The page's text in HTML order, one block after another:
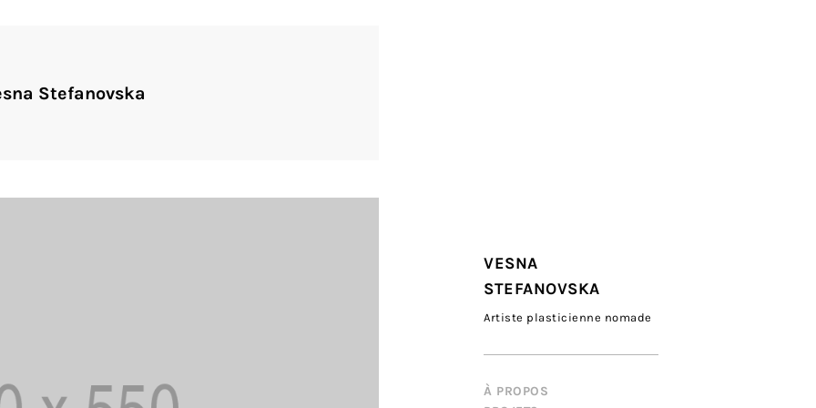
VESNA
STEFANOVSKA
Artiste plasticienne nomade
À PROPOS
Stefanovska